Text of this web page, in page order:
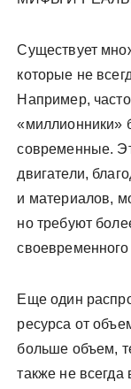
Существует
которые не
Например,
«миллионники»
современные.
двигатели,
и материалов,
но требуют
Еще один
ресурса от
больше объем,
также не